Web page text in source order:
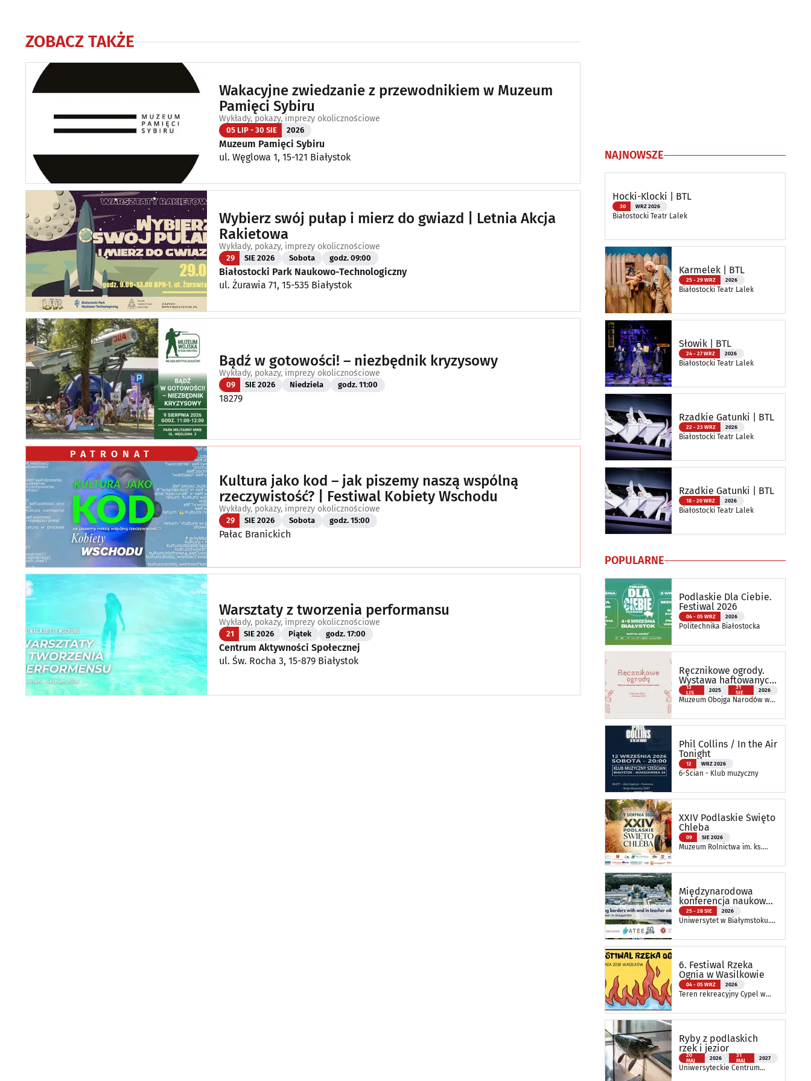
ZOBACZ TAKŻE
Wakacyjne zwiedzanie z przewodnikiem w Muzeum
Pamięci Sybiru
Wykłady, pokazy, imprezy okolicznościowe
05 LIP - 30 SIE 2026
Muzeum Pamięci Sybiru
ul. Węglowa 1, 15-121 Białystok
Wybierz swój pułap i mierz do gwiazd | Letnia Akcja
Rakietowa
Wykłady, pokazy, imprezy okolicznościowe
29 SIE 2026 Sobota godz. 09:00
Białostocki Park Naukowo-Technologiczny
ul. Żurawia 71, 15-535 Białystok
Bądź w gotowości! – niezbędnik kryzysowy
Wykłady, pokazy, imprezy okolicznościowe
09 SIE 2026 Niedziela godz. 11:00
18279
PATRONAT
Kultura jako kod – jak piszemy naszą wspólną
rzeczywistość? | Festiwal Kobiety Wschodu
Wykłady, pokazy, imprezy okolicznościowe
29 SIE 2026 Sobota godz. 15:00
Pałac Branickich
Warsztaty z tworzenia performansu
Wykłady, pokazy, imprezy okolicznościowe
21 SIE 2026 Piątek godz. 17:00
Centrum Aktywności Społecznej
ul. Św. Rocha 3, 15-879 Białystok
NAJNOWSZE
Hocki-Klocki | BTL
30 WRZ 2026
Białostocki Teatr Lalek
Karmelek | BTL
25 - 29 WRZ 2026
Białostocki Teatr Lalek
Słowik | BTL
24 - 27 WRZ 2026
Białostocki Teatr Lalek
Rzadkie Gatunki | BTL
22 - 23 WRZ 2026
Białostocki Teatr Lalek
Rzadkie Gatunki | BTL
18 - 20 WRZ 2026
Białostocki Teatr Lalek
POPULARNE
Podlaskie Dla Ciebie.
Festiwal 2026
04 - 05 WRZ 2026
Politechnika Białostocka
Ręcznikowe ogrody.
Wystawa haftowanych
tkanin inspirowanych
naturą
13
LIS
2025
31
SIE
2026
Muzeum Obojga Narodów w
Muzeum Podlaskiego w
Phil Collins / In the Air
Tonight
12 WRZ 2026
6-Ścian - Klub muzyczny
XXIV Podlaskie Święto
Chleba
09 SIE 2026
Muzeum Rolnictwa im. ks.
Ciechanowcu
Międzynarodowa
konferencja naukowa
ATEE Annual
Conference 2026
25 - 28 SIE 2026
Uniwersytet w Białymstoku.
6. Festiwal Rzeka
Ognia w Wasilkowie
04 - 05 WRZ 2026
Teren rekreacyjny Cypel w
Ryby z podlaskich
rzek i jezior
20
MAJ
2026
31
MAJ
2027
Uniwersyteckie Centrum